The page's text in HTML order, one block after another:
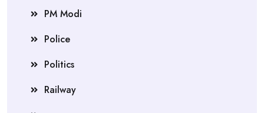
PM Modi
Police
Politics
Railway